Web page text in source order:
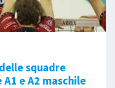
squadre
e A2 maschile